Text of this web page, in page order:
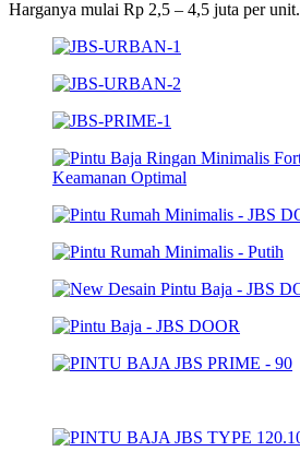
Harganya mulai Rp 2,5 – 4,5 juta per unit.